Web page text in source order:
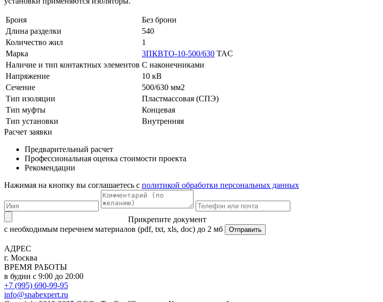
Броня
Без брони
Длина разделки
540
Количество жил
1
Марка
3ПКВТО-10-500/630 TAC
Наличие и тип контактных элементов С наконечниками
Напряжение
10 кВ
Сечение
500/630 мм2
Тип изоляции
Пластмассовая (СПЭ)
Тип муфты
Концевая
Тип установки
Внутренняя
Расчет заявки
Предварительный расчет
Профессиональная оценка стоимости проекта
Рекомендации
Нажимая на кнопку вы соглашаетесь с политикой обработки персональных данных
Прикрепите документ
с необходимым перечнем материалов (pdf, txt, xls, doc) до 2 мб Отправить
АДРЕС
г. Москва
ВРЕМЯ РАБОТЫ
в будни с 9:00 до 20:00
+7 (995) 690-99-95
info@snabexpert.ru